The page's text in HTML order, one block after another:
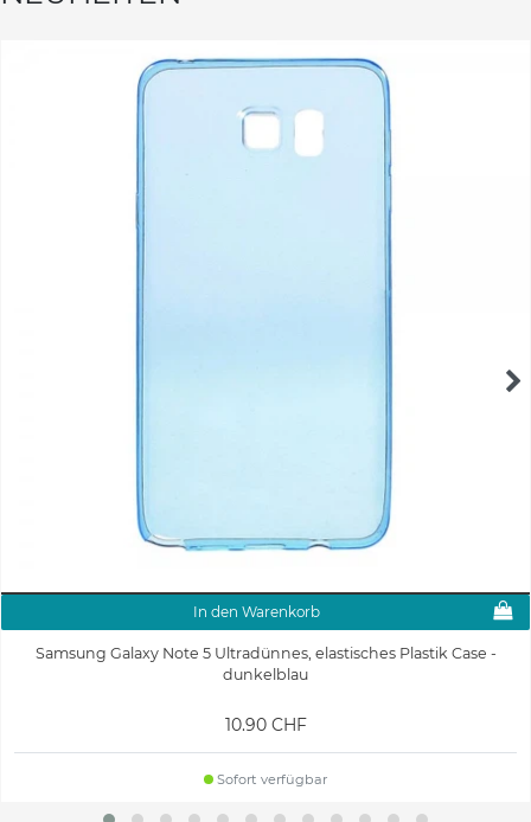
In den Warenkorb
Samsung Galaxy Note 5 Ultradünnes, elastisches Plastik Case -
dunkelblau
10.90 CHF
Sofort verfügbar